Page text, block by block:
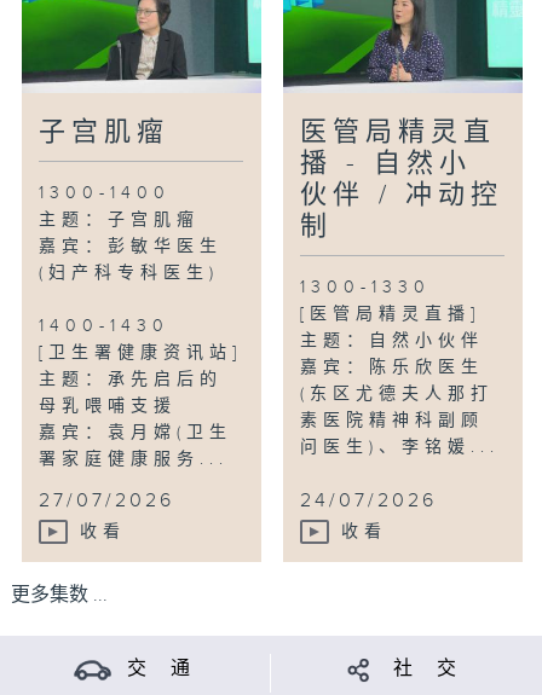
子宫肌瘤
1300-1400
主题：子宫肌瘤
嘉宾：彭敏华医生
(妇产科专科医生)
1400-1430
[卫生署健康资讯站]
主题：承先启后的
母乳喂哺支援
嘉宾：袁月嫦(卫生
署家庭健康服务...
27/07/2026
收看
医管局精灵直
播 - 自然小
伙伴 / 冲动控
制
1300-1330
[医管局精灵直播]
主题：自然小伙伴
嘉宾：陈乐欣医生
(东区尤德夫人那打
素医院精神科副顾
问医生)、李铭媛...
24/07/2026
收看
更多集数 ...
交 通 社 交